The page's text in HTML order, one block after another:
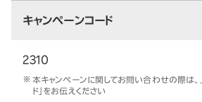
キャンペーンコード
2310
本キャンペーンに関してお問い合わせの際は、
ド」をお伝えください